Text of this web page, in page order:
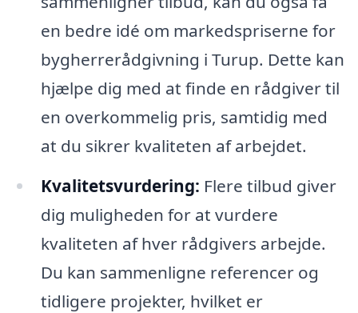
en bedre idé om markedspriserne for
bygherrerådgivning i Turup. Dette kan
hjælpe dig med at finde en rådgiver til
en overkommelig pris, samtidig med
at du sikrer kvaliteten af arbejdet.
Kvalitetsvurdering: Flere tilbud giver
dig muligheden for at vurdere
kvaliteten af hver rådgivers arbejde.
Du kan sammenligne referencer og
tidligere projekter, hvilket er